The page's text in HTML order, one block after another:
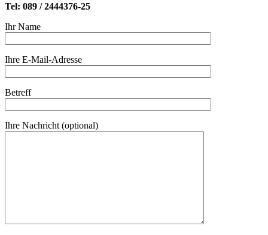
Tel: 089 / 2444376-25
Ihr Name
Ihre E-Mail-Adresse
Betreff
Ihre Nachricht (optional)